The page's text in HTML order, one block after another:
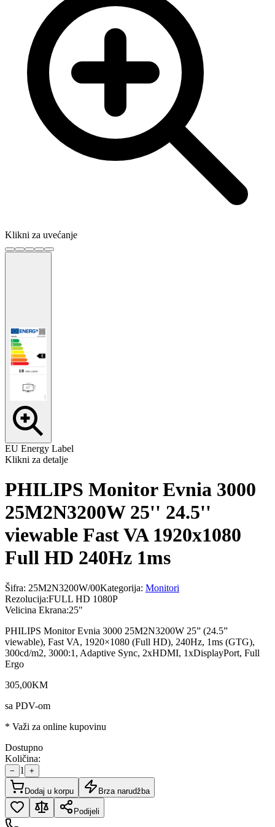
Klikni za uvećanje
EU Energy Label
Klikni za detalje
PHILIPS Monitor Evnia 3000
25M2N3200W 25'' 24.5''
viewable Fast VA 1920x1080
Full HD 240Hz 1ms
Šifra: 25M2N3200W/00Kategorija: Monitori
Rezolucija:FULL HD 1080P
Velicina Ekrana:25"
PHILIPS Monitor Evnia 3000 25M2N3200W 25” (24.5”
viewable), Fast VA, 1920×1080 (Full HD), 240Hz, 1ms (GTG),
300cd/m2, 3000:1, Adaptive Sync, 2xHDMI, 1xDisplayPort, Full
Ergo
305,00KM
sa PDV-om
* Važi za online kupovinu
Dostupno
Količina:
− 1 +
Dodaj u korpu Brza narudžba
Podijeli